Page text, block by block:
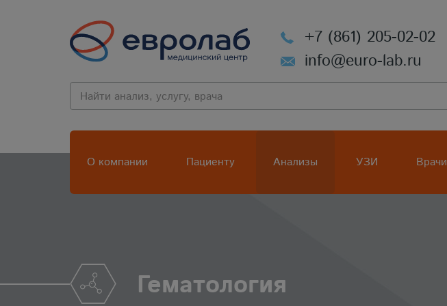
+7 (861) 205-02-02
info@euro-lab.ru
О компании Пациенту Анализы УЗИ Врачи
Гематология